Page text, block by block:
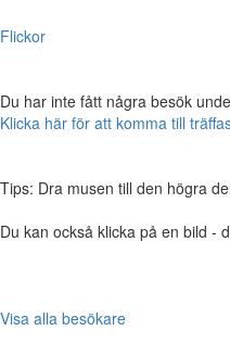
Flickor
Du har inte fått några besök
Klicka här för att komma till
Tips: Dra musen till den högra
Du kan också klicka på en bild -
Visa alla besökare